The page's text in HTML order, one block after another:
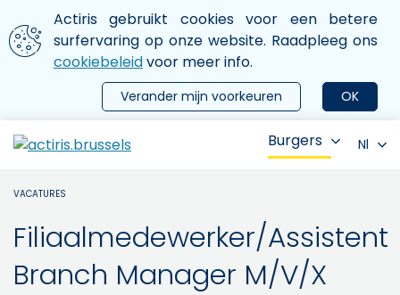
Aller au contenu principal
We gebruiken cookies
Actiris gebruikt cookies voor een betere
surfervaring op onze website. Raadpleeg ons
cookiebeleidvoor meer info.
OK
Verander mijn voorkeuren
le menu
Burgers Nl
VACATURES
Filiaalmedewerker/Assistent
Branch Manager M/V/X